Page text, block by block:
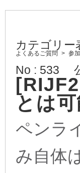
カテゴリー
よくあるご質問 > 参
No : 533
とは
ペンラ
み自体